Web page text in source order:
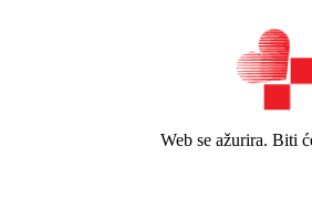
Web se ažurira. Biti